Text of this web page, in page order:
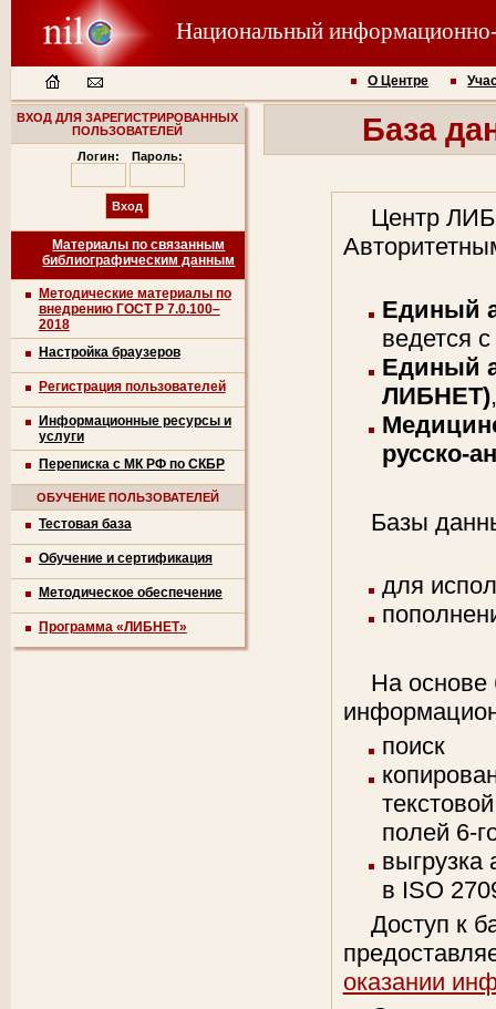
Национальный
О Центре
ВХОД ДЛЯ ЗАРЕГИСТРИРОВАННЫХ
ПОЛЬЗОВАТЕЛЕЙ
Логин:
Пароль:
Материалы по связанным
библиографическим данным
Методические материалы по
внедрению ГОСТ Р 7.0.100–
2018
Настройка браузеров
Регистрация пользователей
Информационные ресурсы и
услуги
Переписка с МК РФ по СКБР
ОБУЧЕНИЕ ПОЛЬЗОВАТЕЛЕЙ
Тестовая база
Обучение и сертификация
Методическое обеспечение
Программа «ЛИБНЕТ»
База
Центр
Единый
ведется с
Единый
ЛИБНЕТ)
русско-
Базы
для
На
поиск
полей 6-
выгрузка
в ISO
Доступ к
оказании